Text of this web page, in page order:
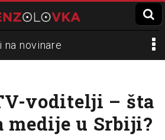
na novinare
Lokalni mediji
Ćuruvija
voditelji – šta
medije u Srbiji?